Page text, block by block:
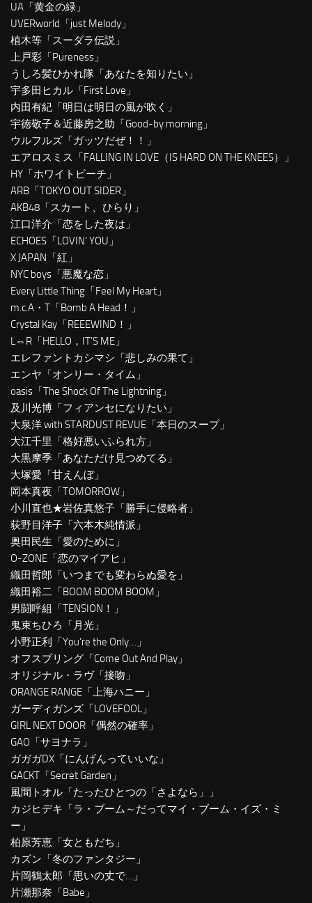
UA「黄金の緑」
UVERworld「just Melody」
植木等「スーダラ伝説」
上戸彩「Pureness」
うしろ髪ひかれ隊「あなたを知りたい」
宇多田ヒカル「First Love」
内田有紀「明日は明日の風が吹く」
宇徳敬子＆近藤房之助「Good-by morning」
ウルフルズ「ガッツだぜ！！」
エアロスミス「FALLING IN LOVE（IS HARD ON THE KNEES）」
HY「ホワイトビーチ」
ARB「TOKYO OUT SIDER」
AKB48「スカート、ひらり」
江口洋介「恋をした夜は」
ECHOES「LOVIN’ YOU」
X JAPAN「紅」
NYC boys「悪魔な恋」
Every Little Thing「Feel My Heart」
m.c.A・T「Bomb A Head！」
Crystal Kay「REEEWIND！」
L⇔R「HELLO，IT’S ME」
エレファントカシマシ「悲しみの果て」
エンヤ「オンリー・タイム」
oasis「The Shock Of The Lightning」
及川光博「フィアンセになりたい」
大泉洋 with STARDUST REVUE「本日のスープ」
大江千里「格好悪いふられ方」
大黒摩季「あなただけ見つめてる」
大塚愛「甘えんぼ」
岡本真夜「TOMORROW」
小川直也★岩佐真悠子「勝手に侵略者」
荻野目洋子「六本木純情派」
奥田民生「愛のために」
O-ZONE「恋のマイアヒ」
織田哲郎「いつまでも変わらぬ愛を」
織田裕二「BOOM BOOM BOOM」
男闘呼組「TENSION！」
鬼束ちひろ「月光」
小野正利「You’re the Only…」
オフスプリング「Come Out And Play」
オリジナル・ラヴ「接吻」
ORANGE RANGE「上海ハニー」
ガーディガンズ「LOVEFOOL」
GIRL NEXT DOOR「偶然の確率」
GAO「サヨナラ」
ガガガDX「にんげんっていいな」
GACKT「Secret Garden」
風間トオル「たったひとつの「さよなら」」
カジヒデキ「ラ・ブーム～だってマイ・ブーム・イズ・ミ
ー」
柏原芳恵「女ともだち」
カズン「冬のファンタジー」
片岡鶴太郎「思いの丈で…」
片瀬那奈「Babe」